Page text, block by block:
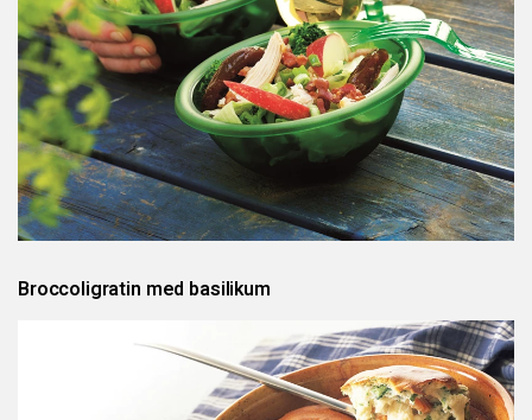
Broccoligratin med basilikum